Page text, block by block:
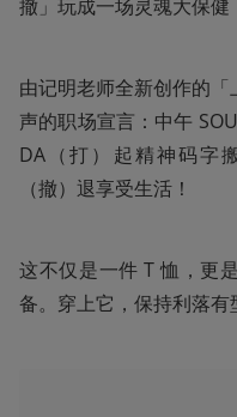
撤」玩成一场灵魂大保
由记明老师全新创作的
声的职场宣言：中午
DA（打）起精神码字
（撤）退享受生活！
这不仅是一件 T 恤，更
备。穿上它，保持利落有